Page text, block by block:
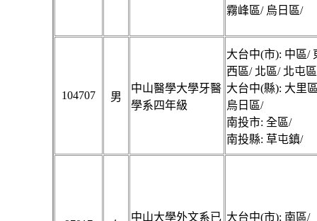
霧峰區/ 烏日區/
104707 男
中山醫學大學牙醫
學系四年級
大台中(市): 中區/
西區/ 北區/ 北屯
大台中(縣): 大里
烏日區/
南投市: 全區/
南投縣: 草屯鎮/
中山大學外文系已 大台中(市): 南區/